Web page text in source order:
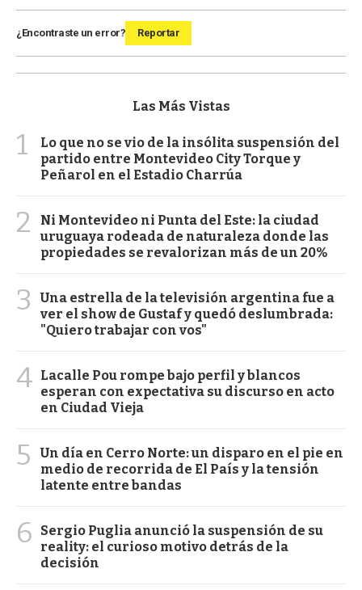
¿Encontraste un error? Reportar
Las Más Vistas
1
Lo que no se vio de la insólita suspensión del
partido entre Montevideo City Torque y
Peñarol en el Estadio Charrúa
2
Ni Montevideo ni Punta del Este: la ciudad
uruguaya rodeada de naturaleza donde las
propiedades se revalorizan más de un 20%
3
Una estrella de la televisión argentina fue a
ver el show de Gustaf y quedó deslumbrada:
"Quiero trabajar con vos"
4 Lacalle Pou rompe bajo perfil y blancos
esperan con expectativa su discurso en acto
en Ciudad Vieja
5
Un día en Cerro Norte: un disparo en el pie en
medio de recorrida de El País y la tensión
latente entre bandas
6
Sergio Puglia anunció la suspensión de su
reality: el curioso motivo detrás de la
decisión